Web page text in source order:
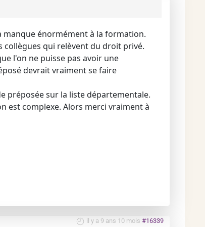
manque énormément à la formation.
collègues qui relèvent du droit privé.
l'on ne puisse pas avoir une
devrait vraiment se faire
préposée sur la liste départementale.
est complexe. Alors merci vraiment à
il y a 9 ans 10 mois #16339